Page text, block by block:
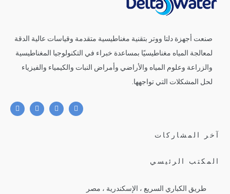
صنعت أجهزة دلتا ووتر بتقنية مغناطيسية متقدمة وقياسات عالية الدقة
لمعالجة المياه مغناطيسيًا بمساعدة خبراء في التكنولوجيا المغناطيسية
والزراعة وعلوم المياه والأراضي وأمراض النبات والكيمياء والفيزياء
لحل المشكلات التي تواجهها.
آخر المشاركات
المكتب الرئيسي
طريق الكباري السريع ، الإسكندرية ، مصر